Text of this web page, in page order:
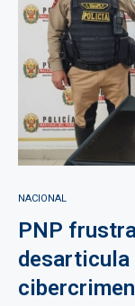
NACIONAL
PNP
desarticula
cibercrimen